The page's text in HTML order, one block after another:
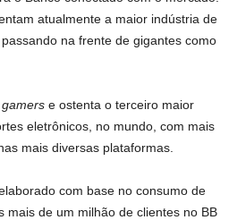
atualmente a maior indústria de
na frente de gigantes como
gamers e ostenta o terceiro maior
eletrônicos, no mundo, com mais
mais diversas plataformas.
com base no consumo de
mais de um milhão de clientes no BB